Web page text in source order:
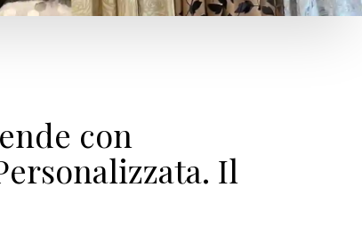
con
. Il